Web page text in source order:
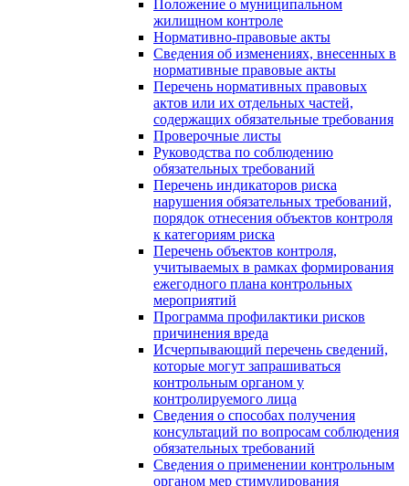
Положение о муниципальном
жилищном контроле
Нормативно-правовые акты
Сведения об изменениях, внесенных в
нормативные правовые акты
Перечень нормативных правовых
актов или их отдельных частей,
содержащих обязательные требования
Проверочные листы
Руководства по соблюдению
обязательных требований
Перечень индикаторов риска
нарушения обязательных требований,
порядок отнесения объектов контроля
к категориям риска
Перечень объектов контроля,
учитываемых в рамках формирования
ежегодного плана контрольных
мероприятий
Программа профилактики рисков
причинения вреда
Исчерпывающий перечень сведений,
которые могут запрашиваться
контрольным органом у
контролируемого лица
Сведения о способах получения
консультаций по вопросам соблюдения
обязательных требований
Сведения о применении контрольным
органом мер стимулирования